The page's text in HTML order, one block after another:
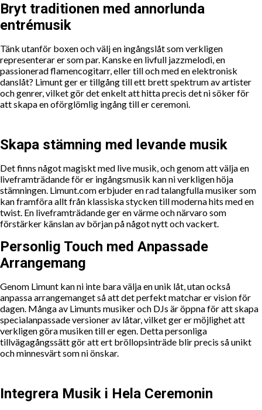
Bryt traditionen med annorlunda
entrémusik
Tänk utanför boxen och välj en ingångslåt som verkligen
representerar er som par. Kanske en livfull jazzmelodi, en
passionerad flamencogitarr, eller till och med en elektronisk
danslåt? Limunt ger er tillgång till ett brett spektrum av artister
och genrer, vilket gör det enkelt att hitta precis det ni söker för
att skapa en oförglömlig ingång till er ceremoni.
Skapa stämning med levande musik
Det finns något magiskt med live musik, och genom att välja en
liveframträdande för er ingångsmusik kan ni verkligen höja
stämningen. Limunt.com erbjuder en rad talangfulla musiker som
kan framföra allt från klassiska stycken till moderna hits med en
twist. En liveframträdande ger en värme och närvaro som
förstärker känslan av början på något nytt och vackert.
Personlig Touch med Anpassade
Arrangemang
Genom Limunt kan ni inte bara välja en unik låt, utan också
anpassa arrangemanget så att det perfekt matchar er vision för
dagen. Många av Limunts musiker och DJs är öppna för att skapa
specialanpassade versioner av låtar, vilket ger er möjlighet att
verkligen göra musiken till er egen. Detta personliga
tillvägagångssätt gör att ert bröllopsinträde blir precis så unikt
och minnesvärt som ni önskar.
Integrera Musik i Hela Ceremonin